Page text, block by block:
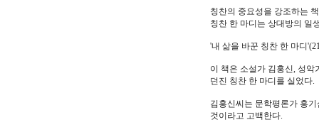
칭찬의 중요성을 강조하는
칭찬 한 마디는 상대방의 일
'내 삶을 바꾼 칭찬 한 마디
이 책은 소설가 김홍신, 성악
던진 칭찬 한 마디를 실었다.
김홍신씨는 문학평론가 홍
것이라고 고백한다.